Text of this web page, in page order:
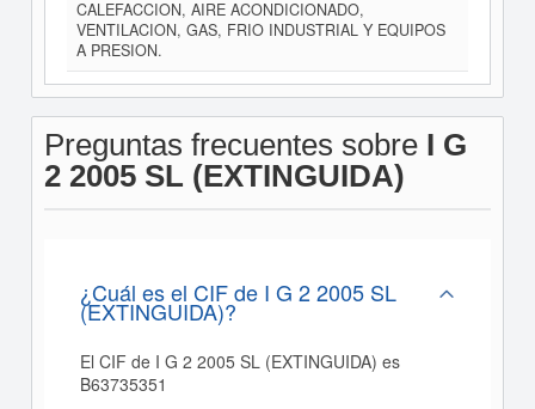
CALEFACCION, AIRE ACONDICIONADO,
VENTILACION, GAS, FRIO INDUSTRIAL Y EQUIPOS
A PRESION.
Preguntas frecuentes sobre I G
2 2005 SL (EXTINGUIDA)
¿Cuál es el CIF de I G 2 2005 SL
(EXTINGUIDA)?
El CIF de I G 2 2005 SL (EXTINGUIDA) es
B63735351